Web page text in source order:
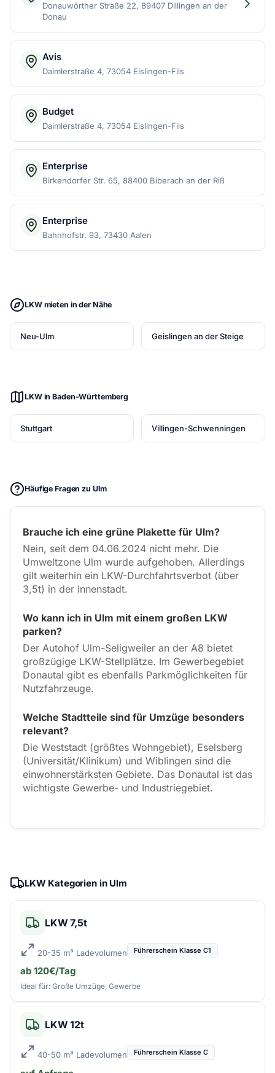
Donauwörther Straße 22, 89407 Dillingen an der
Donau
Avis
Daimlerstraße 4, 73054 Eislingen-Fils
Budget
Daimlerstraße 4, 73054 Eislingen-Fils
Enterprise
Birkendorfer Str. 65, 88400 Biberach an der Riß
Enterprise
Bahnhofstr. 93, 73430 Aalen
LKW mieten in der Nähe
Neu-Ulm Geislingen an der Steige
LKW in Baden-Württemberg
Stuttgart Villingen-Schwenningen
Häufige Fragen zu Ulm
Brauche ich eine grüne Plakette für Ulm?
Nein, seit dem 04.06.2024 nicht mehr. Die
Umweltzone Ulm wurde aufgehoben. Allerdings
gilt weiterhin ein LKW-Durchfahrtsverbot (über
3,5t) in der Innenstadt.
Wo kann ich in Ulm mit einem großen LKW
parken?
Der Autohof Ulm-Seligweiler an der A8 bietet
großzügige LKW-Stellplätze. Im Gewerbegebiet
Donautal gibt es ebenfalls Parkmöglichkeiten für
Nutzfahrzeuge.
Welche Stadtteile sind für Umzüge besonders
relevant?
Die Weststadt (größtes Wohngebiet), Eselsberg
(Universität/Klinikum) und Wiblingen sind die
einwohnerstärksten Gebiete. Das Donautal ist das
wichtigste Gewerbe- und Industriegebiet.
LKW Kategorien in Ulm
LKW 7,5t
20-35 m³ Ladevolumen Führerschein Klasse C1
ab 120€/Tag
Ideal für: Große Umzüge, Gewerbe
LKW 12t
40-50 m³ Ladevolumen Führerschein Klasse C